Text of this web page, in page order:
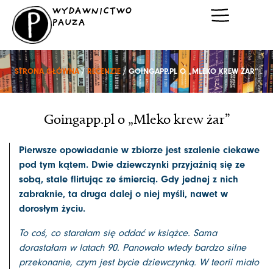
Przejdź
treści
WYDAWNICTWO
PAUZA
STRONA GŁÓWNA/RECENZJE / GOINGAPP.PL O „MLEKO KREW ŻAR”
Goingapp.pl o „Mleko krew żar”
Pierwsze opowiadanie w zbiorze jest szalenie ciekawe
pod tym kątem. Dwie dziewczynki przyjaźnią się ze
sobą, stale flirtując ze śmiercią. Gdy jednej z nich
zabraknie, ta druga dalej o niej myśli, nawet w
dorosłym życiu.
To coś, co starałam się oddać w książce. Sama
dorastałam w latach 90. Panowało wtedy bardzo silne
przekonanie, czym jest bycie dziewczynką. W teorii miało